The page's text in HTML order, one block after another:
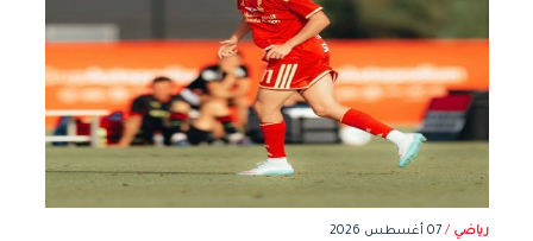
رياضي /07 أغسطس 2026